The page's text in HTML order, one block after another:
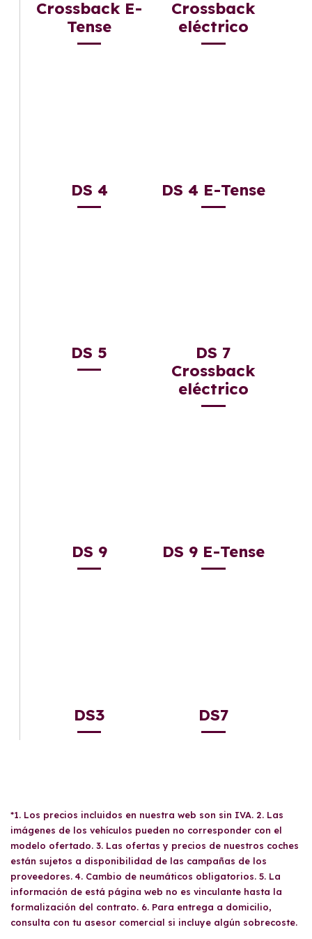
Crossback E-
Tense
Crossback
eléctrico
DS 4 DS 4 E-Tense
DS 5
DS 7
Crossback
eléctrico
DS 9 DS 9 E-Tense
DS3 DS7
*1. Los precios incluidos en nuestra web son sin IVA. 2. Las
imágenes de los vehículos pueden no corresponder con el
modelo ofertado. 3. Las ofertas y precios de nuestros coches
están sujetos a disponibilidad de las campañas de los
proveedores. 4. Cambio de neumáticos obligatorios. 5. La
información de está página web no es vinculante hasta la
formalización del contrato. 6. Para entrega a domicilio,
consulta con tu asesor comercial si incluye algún sobrecoste.